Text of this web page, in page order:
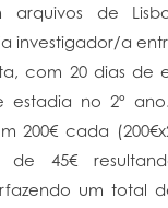
arquivos de
investigador/a
com 20 dias de
no 2º
200€ cada
45€
um total